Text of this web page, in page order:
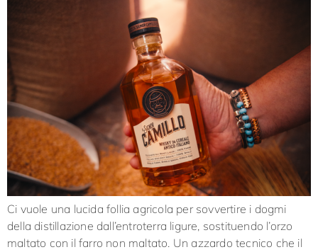
Ci vuole una lucida follia agricola per sovvertire i dogmi
della distillazione dall’entroterra ligure, sostituendo l’orzo
maltato con il farro non maltato. Un azzardo tecnico che il